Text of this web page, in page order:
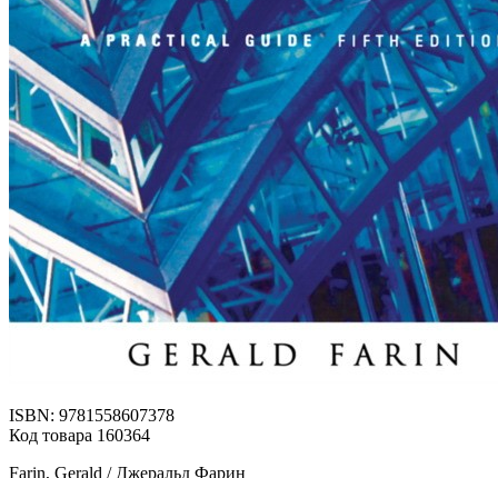
ISBN: 9781558607378
Код товара 160364
Farin, Gerald / Джеральд Фарин